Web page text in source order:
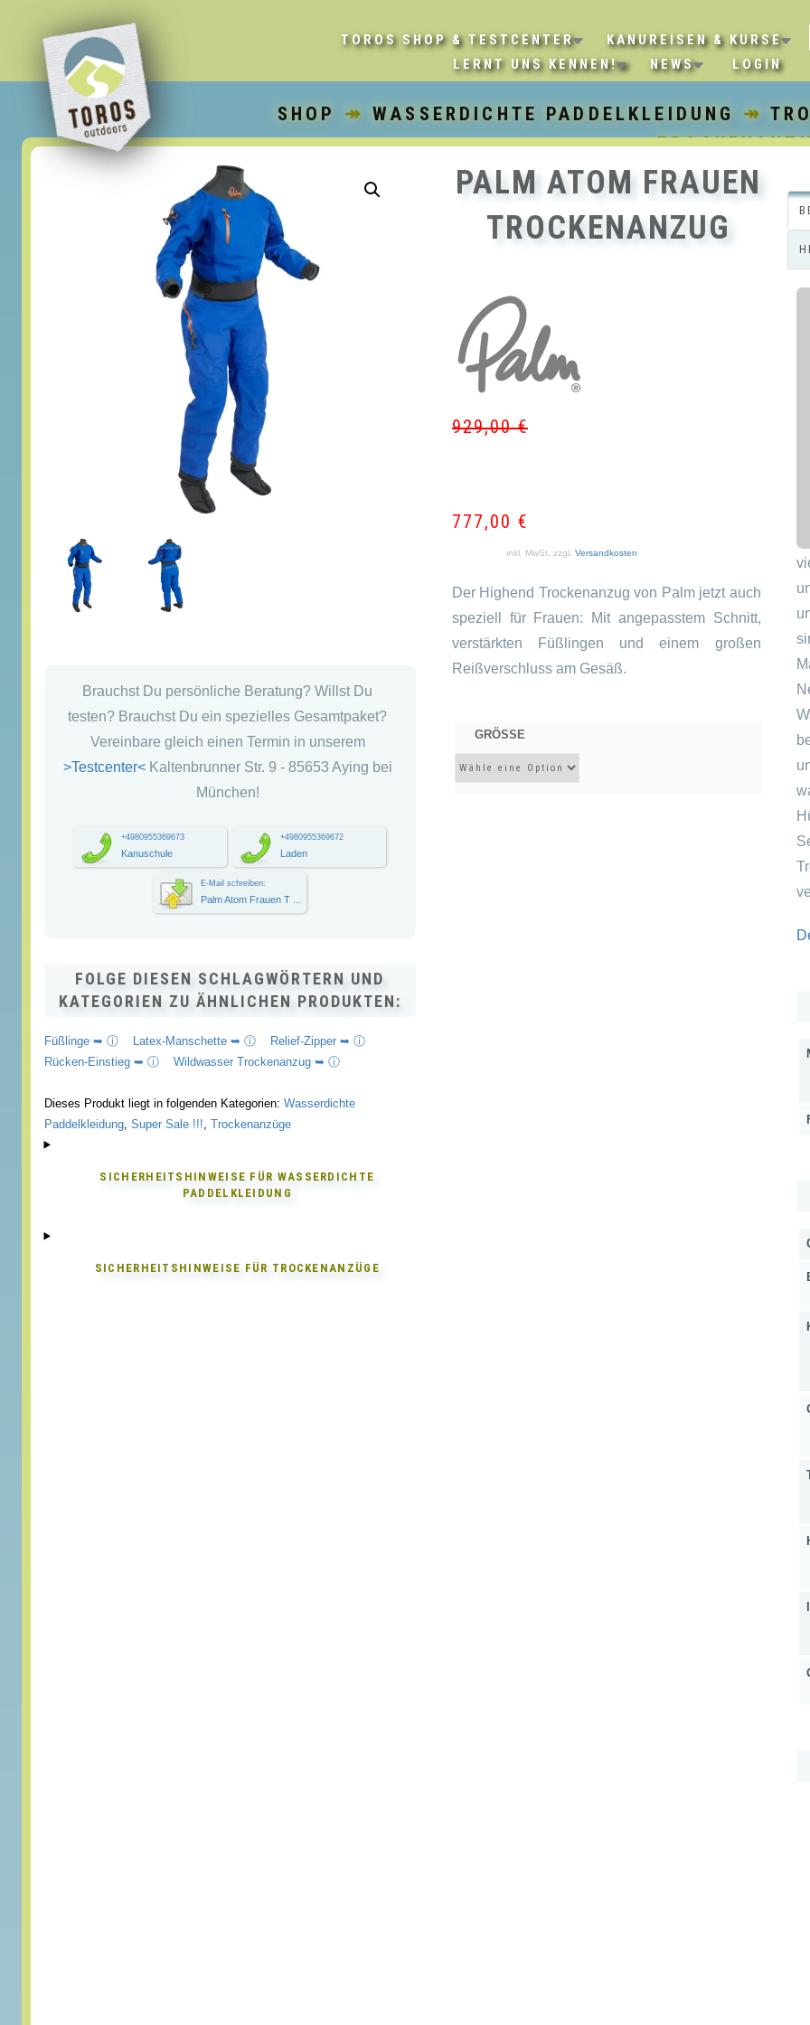
TOROS SHOP & TESTCENTER
KANUREISEN & KURSE
LERNT UNS KENNEN!
NEWS LOGIN
SHOP ↠WASSERDICHTE PADDELKLEIDUNG ↠
Brauchst Du persönliche Beratung? Willst Du
testen? Brauchst Du ein spezielles Gesamtpaket?
Vereinbare gleich einen Termin in unserem
>Testcenter< Kaltenbrunner Str. 9 - 85653 Aying bei
München!
+4980955369673
Kanuschule
+4980955369672
Laden
E-Mail schreiben:
Palm Atom Frauen T ...
FOLGE DIESEN SCHLAGWÖRTERN UND
KATEGORIEN ZU ÄHNLICHEN PRODUKTEN:
Füßlinge ➥ ⓘ Latex-Manschette ➥ ⓘ Relief-Zipper ➥ ⓘ
Rücken-Einstieg ➥ ⓘ Wildwasser Trockenanzug ➥ ⓘ
Dieses Produkt liegt in folgenden Kategorien: Wasserdichte
Paddelkleidung, Super Sale !!! Trockenanzüge
SICHERHEITSHINWEISE FÜR WASSERDICHTE
PADDELKLEIDUNG
SICHERHEITSHINWEISE FÜR TROCKENANZÜGE
PALM ATOM FRAUEN
TROCKENANZUG
929,00€
777,00 €
inkl. MwSt. zzgl. Versandkosten
Der Highend Trockenanzug von Palm jetzt auch
speziell für Frauen: Mit angepasstem Schnitt,
verstärkten Füßlingen und einem großen
Reißverschluss am Gesäß.
GRÖSSE